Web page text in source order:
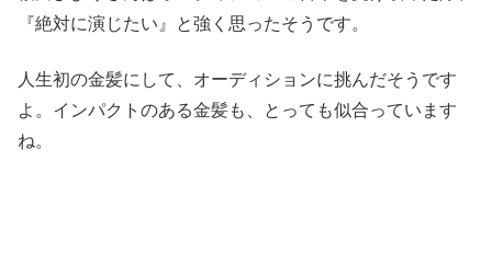
『絶対に演じたい』と強く思ったそうです。
人生初の金髪にして、オーディションに挑んだそうです
よ。インパクトのある金髪も、とっても似合っています
ね。